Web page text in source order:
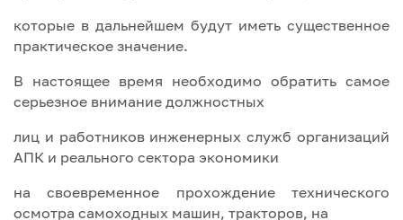
которые в дальнейшем будут иметь существенное
практическое значение.
В настоящее время необходимо обратить самое
серьезное внимание должностных
лиц и работников инженерных служб организаций
АПК и реального сектора экономики
на своевременное прохождение технического
осмотра самоходных машин, тракторов, на